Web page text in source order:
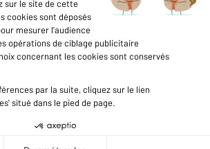
& CGU et Barèmes d'honoraires
Données personnelles